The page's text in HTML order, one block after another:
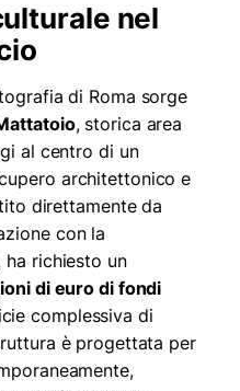
nel
di Roma sorge
, storica area
al centro di un
architettonico e
direttamente da
con la
ha richiesto un
di euro di fondi
complessiva di
è progettata per